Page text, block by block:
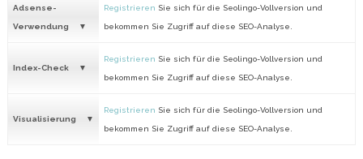
Adsense-
Verwendung
Registrieren Sie sich für die Seolingo-Vollversion und
bekommen Sie Zugriff auf diese SEO-Analyse.
Index-Check
Registrieren Sie sich für die Seolingo-Vollversion und
bekommen Sie Zugriff auf diese SEO-Analyse.
Visualisierung
Registrieren Sie sich für die Seolingo-Vollversion und
bekommen Sie Zugriff auf diese SEO-Analyse.